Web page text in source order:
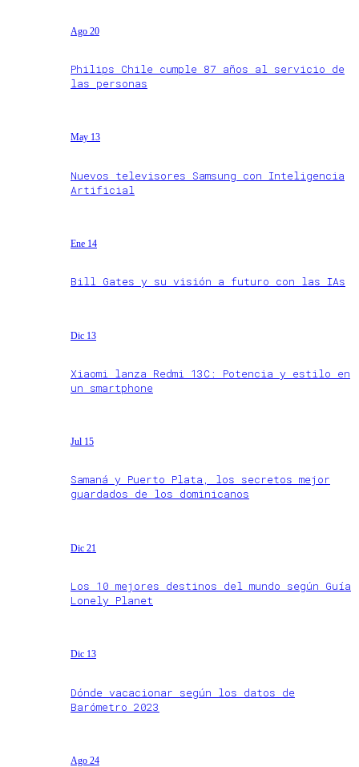
Ago 20
Philips Chile cumple 87 años al servicio de
las personas
May 13
Nuevos televisores Samsung con Inteligencia
Artificial
Ene 14
Bill Gates y su visión a futuro con las IAs
Dic 13
Xiaomi lanza Redmi 13C: Potencia y estilo en
un smartphone
Jul 15
Samaná y Puerto Plata, los secretos mejor
guardados de los dominicanos
Dic 21
Los 10 mejores destinos del mundo según Guía
Lonely Planet
Dic 13
Dónde vacacionar según los datos de
Barómetro 2023
Ago 24